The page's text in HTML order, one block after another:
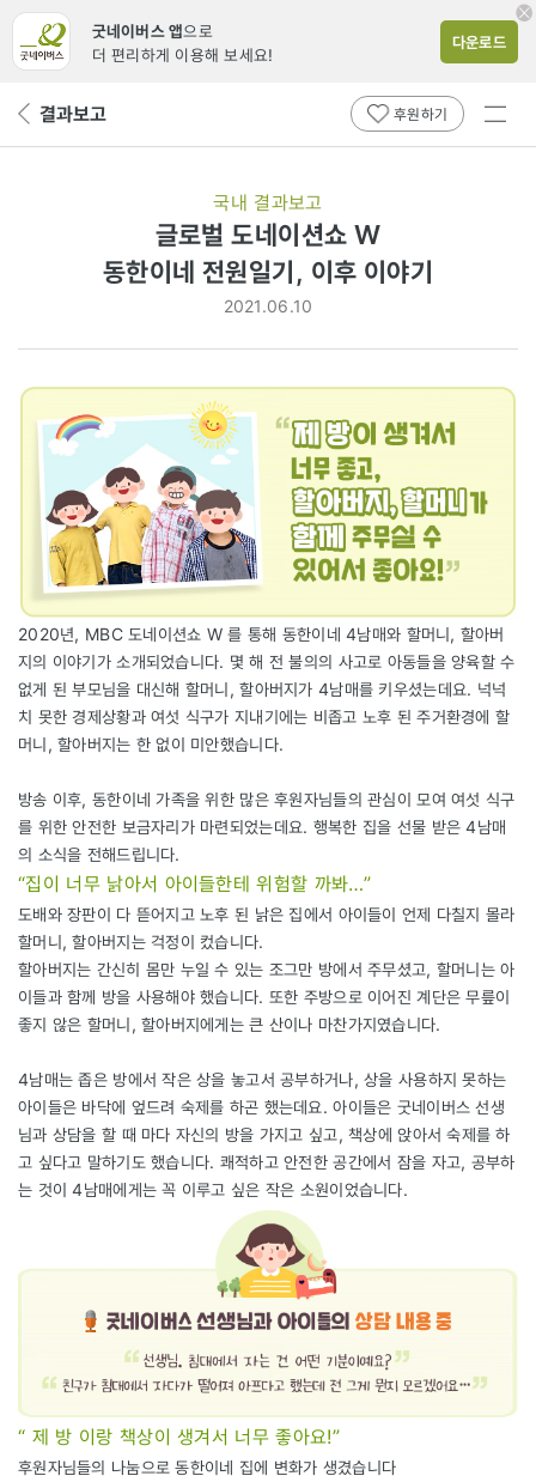
굿네이버스 앱으로
더 편리하게 이용해 보세요!
다운로드
뒤 결과보고 후원하기
전체
국내 결과보고
글로벌 도네이션쇼 W
동한이네 전원일기, 이후 이야기
2021.06.10
2020년, MBC 도네이션쇼 W 를 통해 동한이네 4남매와 할머니, 할아버
지의 이야기가 소개되었습니다. 몇 해 전 불의의 사고로 아동들을 양육할 수
없게 된 부모님을 대신해 할머니, 할아버지가 4남매를 키우셨는데요. 넉넉
치 못한 경제상황과 여섯 식구가 지내기에는 비좁고 노후 된 주거환경에 할
머니, 할아버지는 한 없이 미안했습니다.
방송 이후, 동한이네 가족을 위한 많은 후원자님들의 관심이 모여 여섯 식구
를 위한 안전한 보금자리가 마련되었는데요. 행복한 집을 선물 받은 4남매
의 소식을 전해드립니다.
“집이 너무 낡아서 아이들한테 위험할 까봐…”
도배와 장판이 다 뜯어지고 노후 된 낡은 집에서 아이들이 언제 다칠지 몰라
할머니, 할아버지는 걱정이 컸습니다.
할아버지는 간신히 몸만 누일 수 있는 조그만 방에서 주무셨고, 할머니는 아
이들과 함께 방을 사용해야 했습니다. 또한 주방으로 이어진 계단은 무릎이
좋지 않은 할머니, 할아버지에게는 큰 산이나 마찬가지였습니다.
4남매는 좁은 방에서 작은 상을 놓고서 공부하거나, 상을 사용하지 못하는
아이들은 바닥에 엎드려 숙제를 하곤 했는데요. 아이들은 굿네이버스 선생
님과 상담을 할 때 마다 자신의 방을 가지고 싶고, 책상에 앉아서 숙제를 하
고 싶다고 말하기도 했습니다. 쾌적하고 안전한 공간에서 잠을 자고, 공부하
는 것이 4남매에게는 꼭 이루고 싶은 작은 소원이었습니다.
“ 제 방 이랑 책상이 생겨서 너무 좋아요!”
후원자님들의 나눔으로 동한이네 집에 변화가 생겼습니다